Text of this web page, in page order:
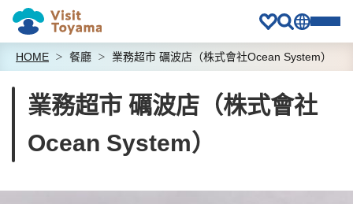
HOME 餐廳 業務超市 礪波店（株式會社Ocean System）
業務超市 礪波店（株式會社
Ocean System）